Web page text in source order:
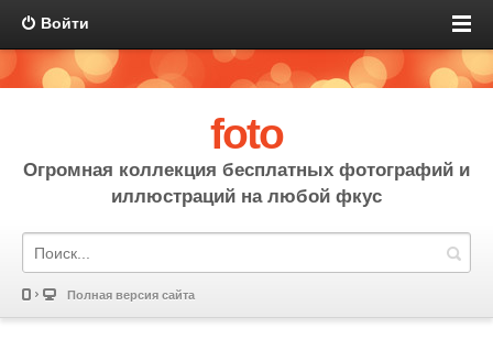
Войти
foto
Огромная коллекция бесплатных фотографий и
иллюстраций на любой фкус
Полная версия сайта